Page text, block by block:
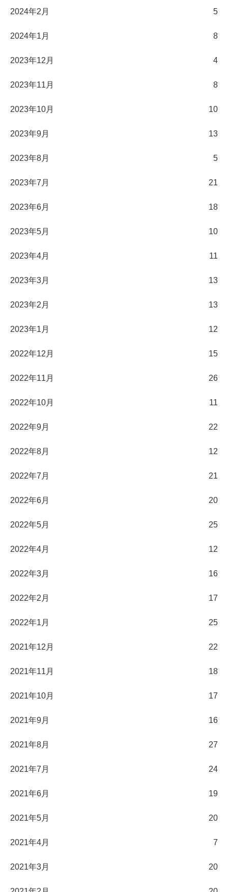
2024年2月 5
2024年1月 8
2023年12月 4
2023年11月 8
2023年10月 10
2023年9月 13
2023年8月 5
2023年7月 21
2023年6月 18
2023年5月 10
2023年4月 11
2023年3月 13
2023年2月 13
2023年1月 12
2022年12月 15
2022年11月 26
2022年10月 11
2022年9月 22
2022年8月 12
2022年7月 21
2022年6月 20
2022年5月 25
2022年4月 12
2022年3月 16
2022年2月 17
2022年1月 25
2021年12月 22
2021年11月 18
2021年10月 17
2021年9月 16
2021年8月 27
2021年7月 24
2021年6月 19
2021年5月 20
2021年4月 7
2021年3月 20